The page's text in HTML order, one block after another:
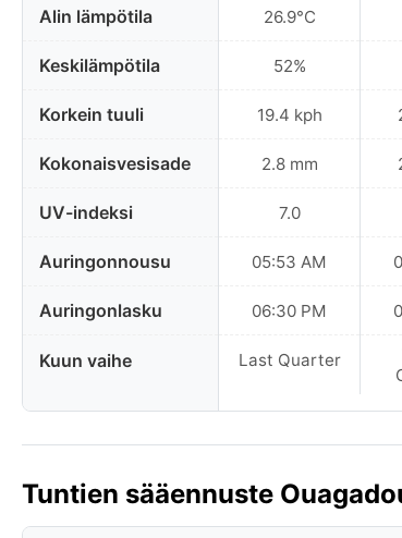
Alin lämpötila
Keskilämpötila
Korkein tuuli
Kokonaisvesisade
UV-indeksi
Auringonnousu
Auringonlasku
Kuun vaihe
26.9°C
52%
19.4 kph
2.8 mm
7.0
05:53 AM
06:30 PM
Last Quarter
Tuntien sääennuste